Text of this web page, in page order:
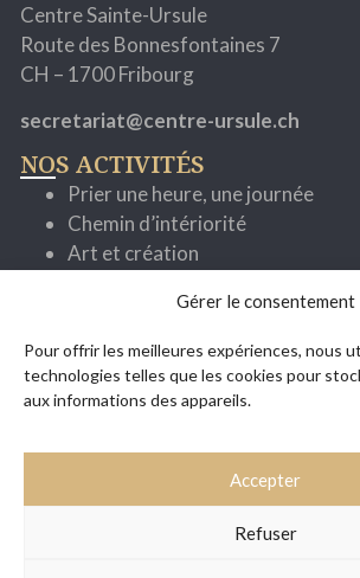
Gérer le consentement
Pour offrir les meilleures expériences, nous
technologies telles que les cookies pour
aux informations des appareils.
Accepter
Refuser
Centre Sainte-Ursule
Route des Bonnesfontaines 7
CH – 1700 Fribourg
secretariat@centre-ursule.ch
NOS ACTIVITÉS
Prier une heure, une journée
Chemin d’intériorité
Art et création
Spiritualité ignatienne
Se former pour mieux servir
Evénements
SITUATION / ACCÈS